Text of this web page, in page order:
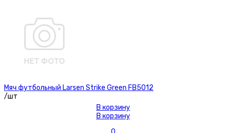
Мяч футбольный Larsen Strike Green FB5012
/шт
В корзину
В корзину